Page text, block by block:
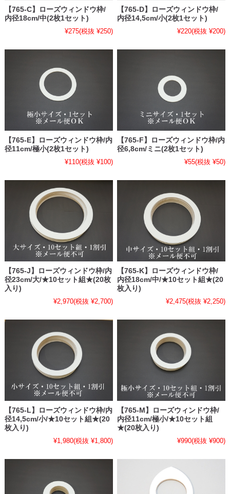
【765-C】ローズウィンドウ枠/
内径18cm/中(2枚1セット)
¥275(税抜 ¥250)
【765-D】ローズウィンドウ枠/
内径14,5cm/小(2枚1セット)
¥220(税抜 ¥200)
【765-E】ローズウィンドウ枠/内
径11cm/極小(2枚1セット)
¥110(税抜 ¥100)
【765-F】ローズウィンドウ枠/内
径6,8cm/ミニ(2枚1セット)
¥55(税抜 ¥50)
【765-J】ローズウィンドウ枠/内
径23cm/大/★10セット組★(20枚
入り)
¥2,970(税抜 ¥2,700)
【765-K】ローズウィンドウ枠/
内径18cm/中/★10セット組★(20
枚入り)
¥2,475(税抜 ¥2,250)
【765-L】ローズウィンドウ枠/内
径14,5cm/小/★10セット組★(20
枚入り)
¥1,980(税抜 ¥1,800)
【765-M】ローズウィンドウ枠/
内径11cm/極小/★10セット組
★(20枚入り)
¥990(税抜 ¥900)